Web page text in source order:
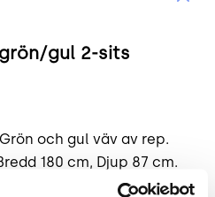
gul 2-sits
och gul väv av rep.
180 cm, Djup 87 cm.